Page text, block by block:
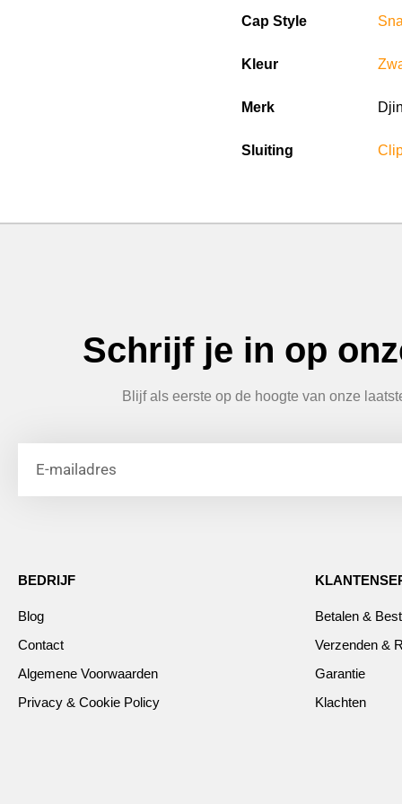
Cap Style
Kleur
Merk
Sluiting
Schrijf je in op
Blijf als eerste op de hoogte van onze
BEDRIJF
Blog
Contact
Algemene Voorwaarden
Privacy & Cookie Policy
Betalen &
Verzenden &
Garantie
Klachten